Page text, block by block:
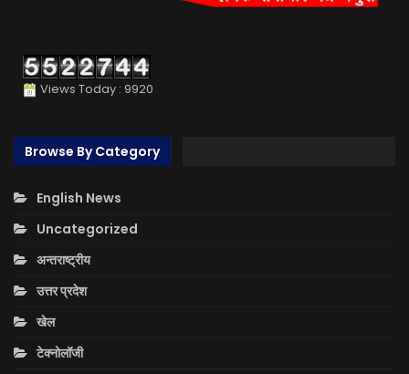
Views Today : 9920
Browse By Category
English News
Uncategorized
अन्तराष्ट्रीय
उत्तर प्रदेश
खेल
टेक्नोलॉजी